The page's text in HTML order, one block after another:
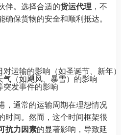
伴。选择合适的货运代理 ，不
保货物的安全和顺利抵达。
输的影响（如圣诞节、新年）
（如飓风、暴雪）的影响
，通常的运输周期在理想情况
时间。然而，这个时间框架很
抗力因素的显著影响，导致延